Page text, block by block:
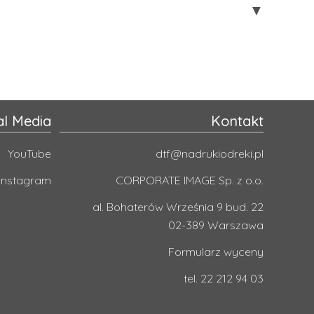
▼
Media
YouTube
Instagram
Kontakt
dtf@nadrukiodreki.pl
CORPORATE IMAGE Sp. z o.o.
al. Bohaterów Września 9 bud. 22
02-389 Warszawa
Formularz wyceny
tel. 22 212 94 03